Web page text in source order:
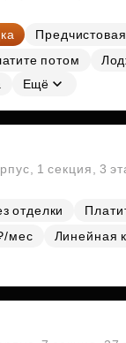
потом
Ещё
1 секция, 3
отделки
мес
Линейная